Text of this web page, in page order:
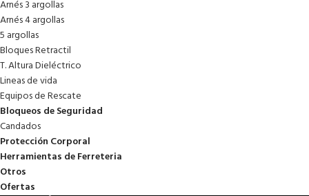
Arnés 3 argollas
Arnés 4 argollas
5 argollas
Bloques Retractil
T. Altura Dieléctrico
Lineas de vida
Equipos de Rescate
Bloqueos de Seguridad
Candados
Protección Corporal
Herramientas de Ferreteria
Otros
Ofertas